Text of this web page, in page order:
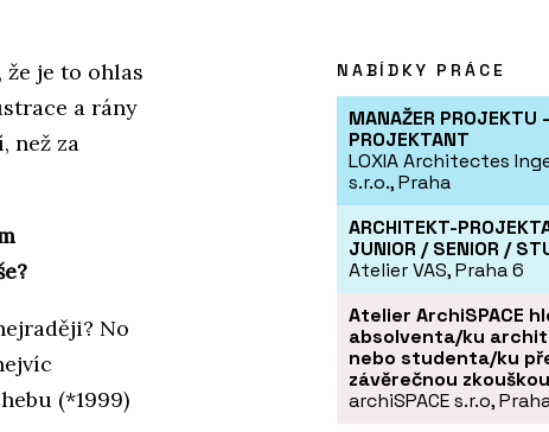
že je to ohlas
a rány
než za
No
(*1999)
NABÍDKY PRÁCE
MANAŽER PROJEKTU
PROJEKTANT
LOXIA Architectes
s.r.o., Praha
ARCHITEKT-
JUNIOR / SENIOR /
Atelier VAS, Praha 6
Atelier ArchiSPACE
absolventa/ku
nebo studenta/ku
závěrečnou zkouškou
archiSPACE s.r.o,